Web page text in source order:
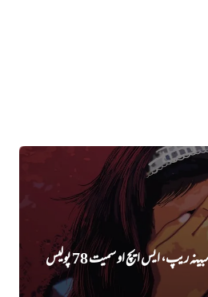
لاہور کے تھانے میں لڑکی کا مبینہ ریپ، ایس ایچ او سمیت 78 پولیس